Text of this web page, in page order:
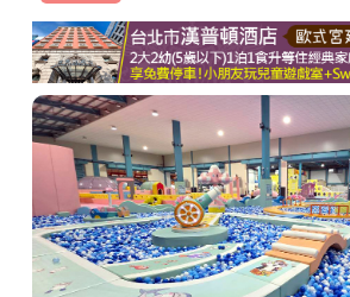
商家合作
推薦景點
討論區
聯絡我們